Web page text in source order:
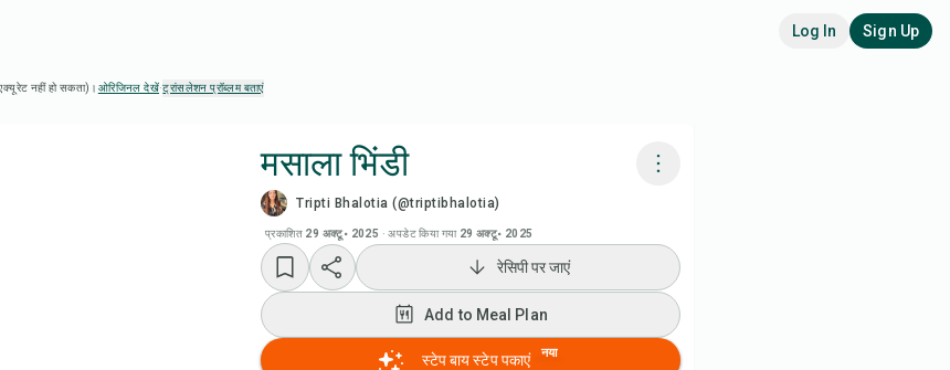
Log In Sign Up
नहीं हो सकता)। ओरिजिनल देखें·ट्रांसलेशन प्रॉब्लम बताएं
मसाला भिंडी
Tripti Bhalotia (@triptibhalotia)
प्रकाशित 29 अक्टू॰ 2025 ·अपडेट किया गया 29 अक्टू॰ 2025
रेसिपी वीडियो देखें
Add to Meal Plan
रेसिपी पर जाएं
Add to Meal Plan
स्टेप बाय स्टेप पकाएं नया